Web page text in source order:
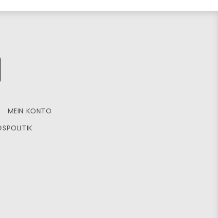
MEIN KONTO